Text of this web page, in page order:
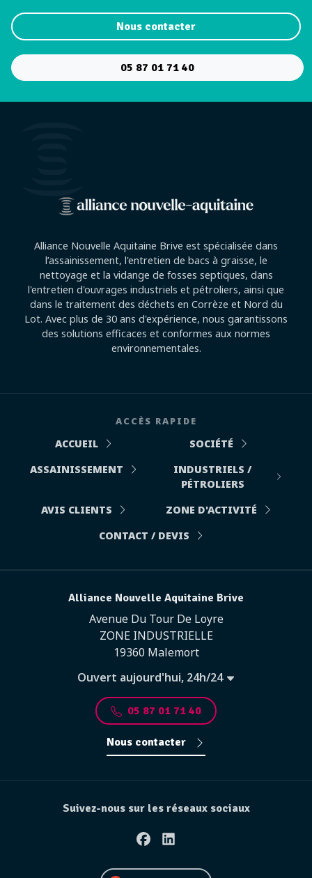
Nous contacter
05 87 01 71 40
Alliance Nouvelle Aquitaine Brive est spécialisée dans
l’assainissement, l'entretien de bacs à graisse, le
nettoyage et la vidange de fosses septiques, dans
l'entretien d'ouvrages industriels et pétroliers, ainsi que
dans le traitement des déchets en Corrèze et Nord du
Lot. Avec plus de 30 ans d'expérience, nous garantissons
des solutions efficaces et conformes aux normes
environnementales.
ACCÈS RAPIDE
ACCUEIL
SOCIÉTÉ
ASSAINISSEMENT
INDUSTRIELS /
PÉTROLIERS
AVIS CLIENTS
ZONE D'ACTIVITÉ
CONTACT / DEVIS
Alliance Nouvelle Aquitaine Brive
Avenue Du Tour De Loyre
ZONE INDUSTRIELLE
19360 Malemort
Ouvert aujourd'hui, 24h/24
05 87 01 71 40
Nous contacter
Suivez-nous sur les réseaux sociaux
FacebookLinkedin